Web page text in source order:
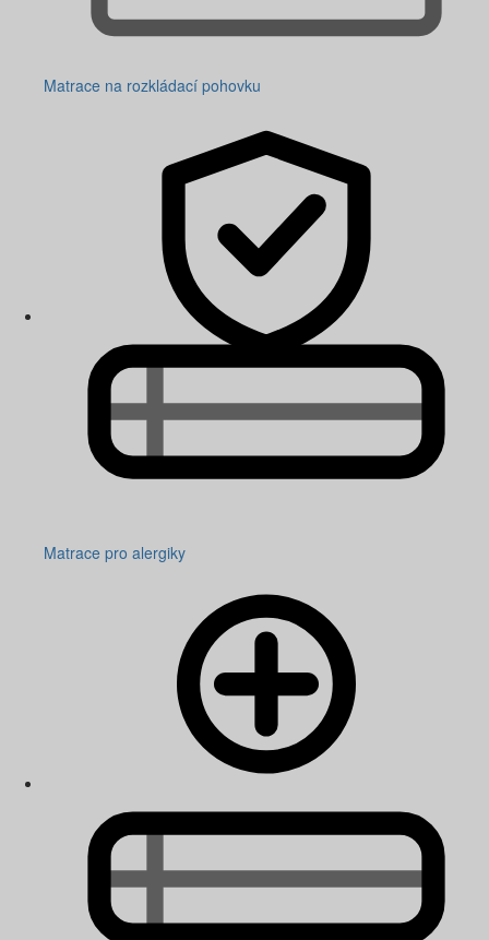
Matrace na rozkládací pohovku
Matrace pro alergiky